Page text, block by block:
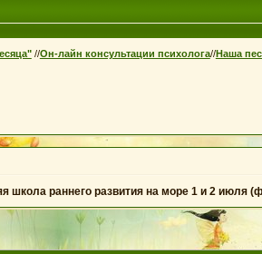
//Он-лайн консультации психолога//Наша
школа раннего развития на море 1 и 2 июля